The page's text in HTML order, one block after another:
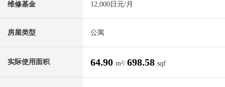
维修基金 12,000日元/月
房屋类型 公寓
实际使用面积 64.90 m²/ 698.58 sqf